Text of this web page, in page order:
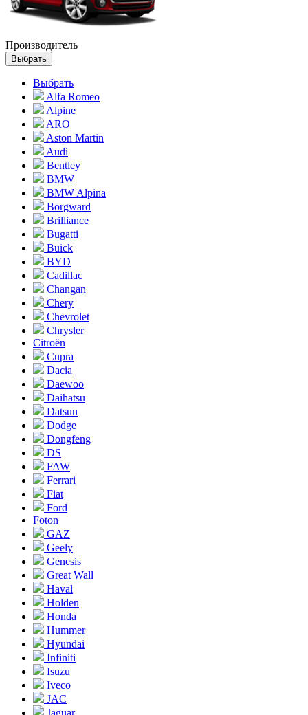
Производитель
Выбрать
Выбрать
Alfa Romeo
Alpine
ARO
Aston Martin
Audi
Bentley
BMW
BMW Alpina
Borgward
Brilliance
Bugatti
Buick
BYD
Cadillac
Changan
Chery
Chevrolet
Chrysler
Citroën
Cupra
Dacia
Daewoo
Daihatsu
Datsun
Dodge
Dongfeng
DS
FAW
Ferrari
Fiat
Ford
Foton
GAZ
Geely
Genesis
Great Wall
Haval
Holden
Honda
Hummer
Hyundai
Infiniti
Isuzu
Iveco
JAC